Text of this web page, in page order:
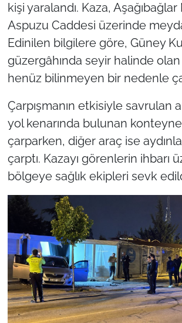
kişi yaralandı. Kaza,
Aspuzu Caddesi üzerinde
Edinilen bilgilere göre, Güney
güzergâhında seyir halinde
henüz bilinmeyen bir nedenle
Çarpışmanın etkisiyle savrulan
yol kenarında bulunan
çarparken, diğer araç ise
çarptı. Kazayı görenlerin ihbarı
bölgeye sağlık ekipleri sevk